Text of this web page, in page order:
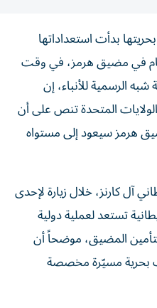
بدأت استعداداتها
في مضيق هرمز، في وقت
الرسمية للأنباء، إن
المتحدة تنص على أن
هرمز سيعود إلى مستواه
آل كارنز، خلال زيارة لإحدى
تستعد لعملية دولية
المضيق، موضحاً أن
بحرية مسيّرة مخصصة